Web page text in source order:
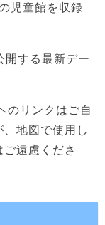
児童館を収録
開する最新デー
のリンクはご自
地図で使用し
遠慮くださ